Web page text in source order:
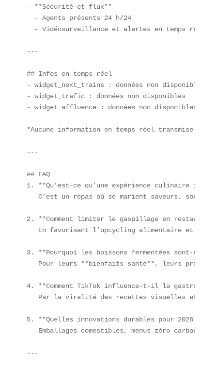
- **Sécurité et flux**
  - Agents présents 24 h/24
  - Vidéosurveillance et alertes en temps réel
---
## Infos en temps réel
- widget_next_trains : données non disponibles
- widget_trafic : données non disponibles
- widget_affluence : données non disponibles
*Aucune information en temps réel transmise à
---
## FAQ
1. **Qu’est-ce qu’une expérience culinaire
C’est un repas où se marient saveurs, sons,
2. **Comment limiter le gaspillage en
En favorisant l’upcycling alimentaire et en
3. **Pourquoi les boissons fermentées sont-
Pour leurs **bienfaits santé**, leurs
4. **Comment TikTok influence-t-il la
Par la viralité des recettes visuelles et la
5. **Quelles innovations durables pour 2026 ?**
Emballages comestibles, menus zéro carbone
---